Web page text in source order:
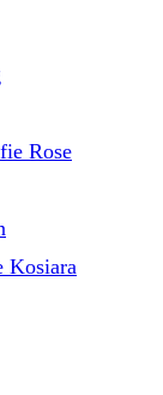
Rose
Kosiara